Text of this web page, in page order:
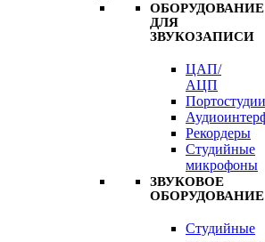
ОБОРУДОВАНИЕ
ДЛЯ
ЗВУКОЗАПИСИ
ЦАП/
АЦП
Портостудии
Рекордеры
Студийные
микрофоны
ЗВУКОВОЕ
ОБОРУДОВАНИЕ
Студийные